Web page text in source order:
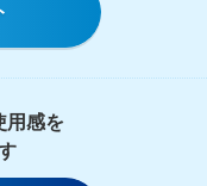
用感を